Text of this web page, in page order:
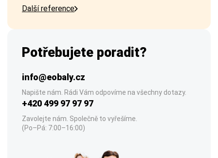
Další reference
Potřebujete poradit?
info@eobaly.cz
Napište nám. Rádi Vám odpovíme na všechny dotazy.
+420 499 97 97 97
Zavolejte nám. Společně to vyřešíme.
(Po–Pá: 7:00–16:00)